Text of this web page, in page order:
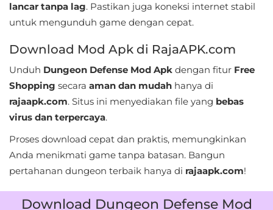
Navigation
Music
&
Audio
Magazines
Parenting
lancar tanpa lag. Pastikan juga koneksi internet stabil
untuk mengunduh game dengan cepat.
Download Mod Apk di RajaAPK.com
Unduh Dungeon Defense Mod Apk dengan fitur Free
Shopping secara aman dan mudah hanya di
rajaapk.com. Situs ini menyediakan file yang bebas
virus dan terpercaya.
Proses download cepat dan praktis, memungkinkan
Anda menikmati game tanpa batasan. Bangun
pertahanan dungeon terbaik hanya di rajaapk.com!
Download Dungeon Defense Mod